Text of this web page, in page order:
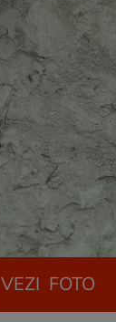
VEZI FOTO